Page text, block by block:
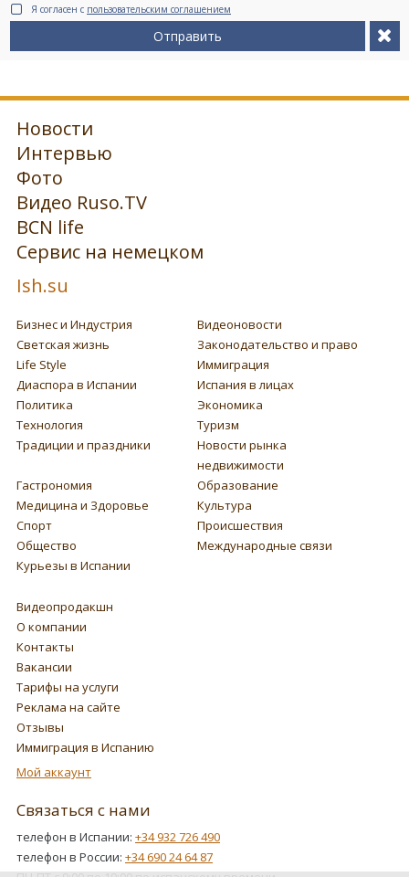
Я согласен с пользовательским соглашением
Отправить
Новости
Интервью
Фото
Видео Ruso.TV
BCN life
Сервис на немецком
Ish.su
Бизнес и Индустрия
Видеоновости
Светская жизнь
Законодательство и право
Life Style
Иммиграция
Диаспора в Испании
Испания в лицах
Политика
Экономика
Технология
Туризм
Традиции и праздники
Новости рынка
недвижимости
Гастрономия
Образование
Медицина и Здоровье
Культура
Спорт
Происшествия
Общество
Международные связи
Курьезы в Испании
Видеопродакшн
О компании
Контакты
Вакансии
Тарифы на услуги
Реклама на сайте
Отзывы
Иммиграция в Испанию
Мой аккаунт
Связаться с нами
телефон в Испании: +34 932 726 490
телефон в России: +34 690 24 64 87